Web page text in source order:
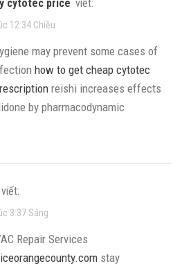
cytotec price viết:
12:34 Chiều
may prevent some cases of
how to get cheap cytotec
reishi increases effects
by pharmacodynamic
viết:
3:37 Sáng
Repair Services
stay